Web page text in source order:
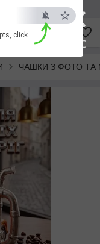
×
ESC
click
ЧАШКИ З ФОТО